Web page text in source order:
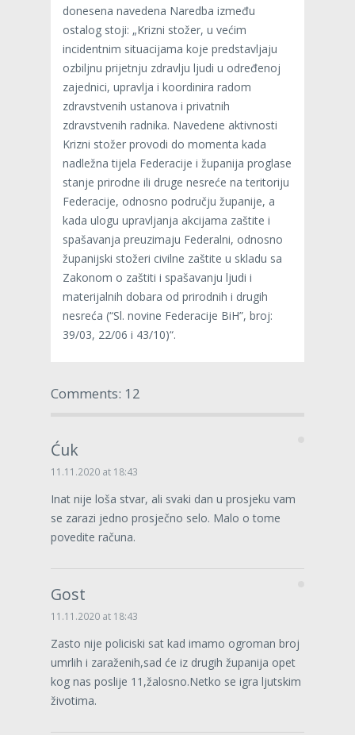
donesena navedena Naredba između
ostalog stoji: „Krizni stožer, u većim
incidentnim situacijama koje predstavljaju
ozbiljnu prijetnju zdravlju ljudi u određenoj
zajednici, upravlja i koordinira radom
zdravstvenih ustanova i privatnih
zdravstvenih radnika. Navedene aktivnosti
Krizni stožer provodi do momenta kada
nadležna tijela Federacije i županija proglase
stanje prirodne ili druge nesreće na teritoriju
Federacije, odnosno području županije, a
kada ulogu upravljanja akcijama zaštite i
spašavanja preuzimaju Federalni, odnosno
županijski stožeri civilne zaštite u skladu sa
Zakonom o zaštiti i spašavanju ljudi i
materijalnih dobara od prirodnih i drugih
nesreća (“Sl. novine Federacije BiH”, broj:
39/03, 22/06 i 43/10)“.
Comments: 12
Ćuk
11.11.2020 at 18:43
Inat nije loša stvar, ali svaki dan u prosjeku vam
se zarazi jedno prosječno selo. Malo o tome
povedite računa.
Gost
11.11.2020 at 18:43
Zasto nije policiski sat kad imamo ogroman broj
umrlih i zaraženih,sad će iz drugih županija opet
kog nas poslije 11,žalosno.Netko se igra ljutskim
životima.